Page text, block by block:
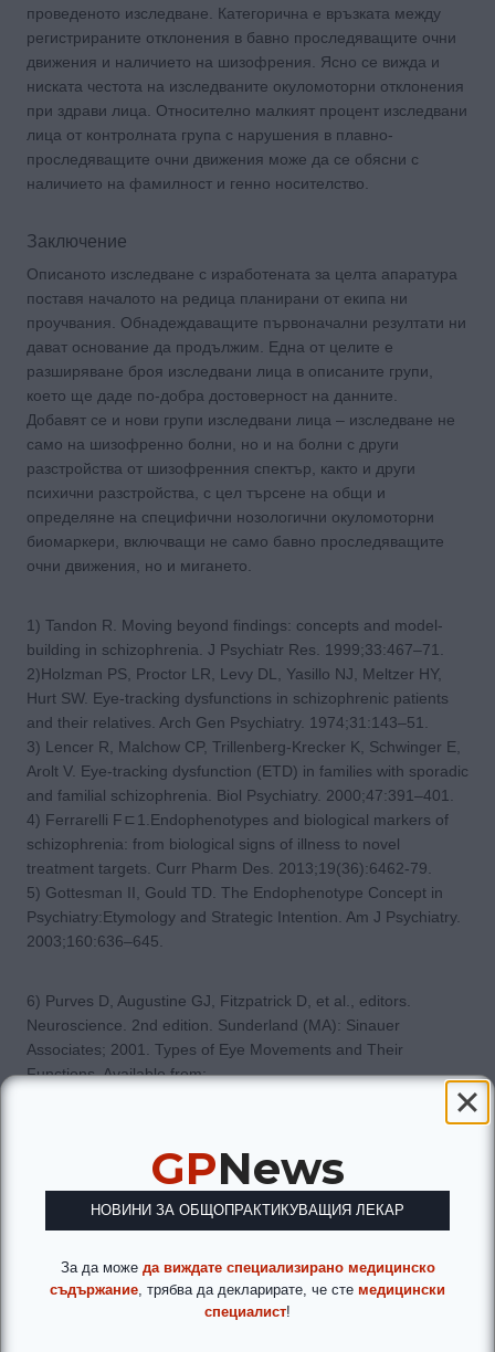
проведеното изследване. Категорична е връзката между
регистрираните отклонения в бавно проследяващите очни
движения и наличието на шизофрения. Ясно се вижда и
ниската честота на изследваните окуломоторни отклонения
при здрави лица. Относително малкият процент изследвани
лица от контролната група с нарушения в плавно-
проследяващите очни движения може да се обясни с
наличието на фамилност и генно носителство.
Заключение
Описаното изследване с изработената за целта апаратура
поставя началото на редица планирани от екипа ни
проучвания. Обнадеждаващите първоначални резултати ни
дават основание да продължим. Една от целите е
разширяване броя изследвани лица в описаните групи,
което ще даде по-добра достоверност на данните.
Добавят се и нови групи изследвани лица – изследване не
само на шизофренно болни, но и на болни с други
разстройства от шизофренния спектър, както и други
психични разстройства, с цел търсене на общи и
определяне на специфични нозологични окуломоторни
биомаркери, включващи не само бавно проследяващите
очни движения, но и мигането.
1) Tandon R. Moving beyond findings: concepts and model-
building in schizophrenia. J Psychiatr Res. 1999;33:467–71.
2)Holzman PS, Proctor LR, Levy DL, Yasillo NJ, Meltzer HY,
Hurt SW. Eye-tracking dysfunctions in schizophrenic patients
and their relatives. Arch Gen Psychiatry. 1974;31:143–51.
3) Lencer R, Malchow CP, Trillenberg-Krecker K, Schwinger E,
Arolt V. Eye-tracking dysfunction (ETD) in families with sporadic
and familial schizophrenia. Biol Psychiatry. 2000;47:391–401.
4) Ferrarelli Fﾧ1.Endophenotypes and biological markers of
schizophrenia: from biological signs of illness to novel
treatment targets. Curr Pharm Des. 2013;19(36):6462-79.
5) Gottesman II, Gould TD. The Endophenotype Concept in
Psychiatry:Etymology and Strategic Intention. Am J Psychiatry.
2003;160:636–645.
6) Purves D, Augustine GJ, Fitzpatrick D, et al., editors.
Neuroscience. 2nd edition. Sunderland (MA): Sinauer
Associates; 2001. Types of Eye Movements and Their
Functions. Available from:
7) Lencer R, Trillenberg P. Neurophysiology and neuroanatomy
of smooth pursuit in humans. Brain Cogn. 2008;68:219–28.
Altered velocity processing in schizophrenia during pursuit eye
tracking. PLoS ONE. 2012;7:e38494.
GPNews
НОВИНИ ЗА ОБЩОПРАКТИКУВАЩИЯ ЛЕКАР
За да може да виждате специализирано медицинско
съдържание, трябва да декларирате, че сте медицински
специалист!